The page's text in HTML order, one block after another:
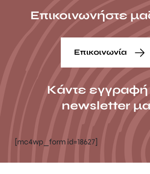
Επικοινωνήστε
Επικοινωνία
Κάντε εγγραφή
newsletter
[mc4wp_form id=18627]